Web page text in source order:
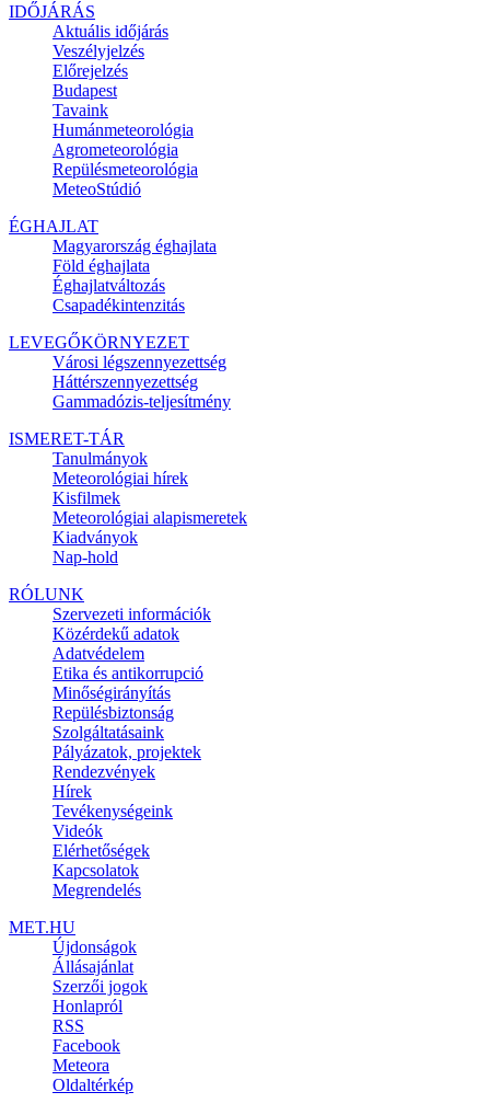
IDŐJÁRÁS
Aktuális időjárás
Veszélyjelzés
Előrejelzés
Budapest
Tavaink
Humánmeteorológia
Agrometeorológia
Repülésmeteorológia
MeteoStúdió
ÉGHAJLAT
Magyarország éghajlata
Föld éghajlata
Éghajlatváltozás
Csapadékintenzitás
LEVEGŐKÖRNYEZET
Városi légszennyezettség
Háttérszennyezettség
Gammadózis-teljesítmény
ISMERET-TÁR
Tanulmányok
Meteorológiai hírek
Kisfilmek
Meteorológiai alapismeretek
Kiadványok
Nap-hold
RÓLUNK
Szervezeti információk
Közérdekű adatok
Adatvédelem
Etika és antikorrupció
Minőségirányítás
Repülésbiztonság
Szolgáltatásaink
Pályázatok, projektek
Rendezvények
Hírek
Tevékenységeink
Videók
Elérhetőségek
Kapcsolatok
Megrendelés
MET.HU
Újdonságok
Állásajánlat
Szerzői jogok
Honlapról
RSS
Facebook
Meteora
Oldaltérkép